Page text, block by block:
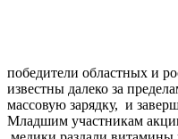
победители областных и
известны далеко за
массовую зарядку, и
Младшим участникам